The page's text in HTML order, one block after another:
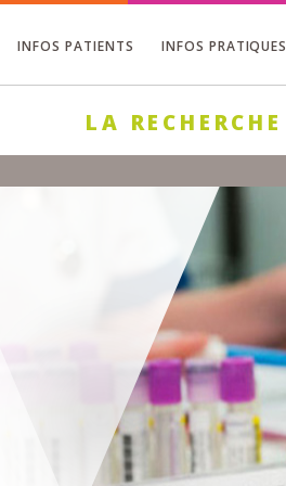
INFOS PATIENTS INFOS PRATIQUES
LA RECHERCHE